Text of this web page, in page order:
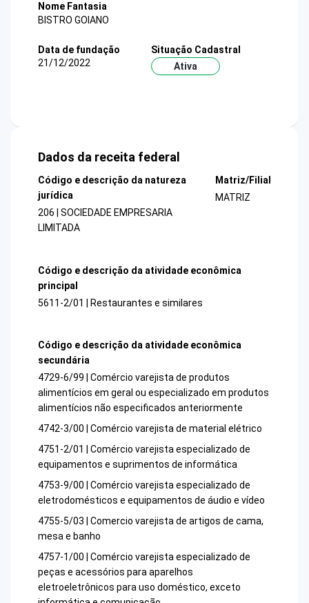
Nome Fantasia
BISTRO GOIANO
Data de fundação
21/12/2022
Situação Cadastral
Ativa
Dados da receita federal
Código e descrição da natureza
jurídica
206 | SOCIEDADE EMPRESARIA
LIMITADA
Matriz/Filial
MATRIZ
Código e descrição da atividade econômica
principal
5611-2/01 | Restaurantes e similares
Código e descrição da atividade econômica
secundária
4729-6/99 | Comércio varejista de produtos
alimentícios em geral ou especializado em produtos
alimentícios não especificados anteriormente
4742-3/00 | Comércio varejista de material elétrico
4751-2/01 | Comércio varejista especializado de
equipamentos e suprimentos de informática
4753-9/00 | Comércio varejista especializado de
eletrodomésticos e equipamentos de áudio e vídeo
4755-5/03 | Comercio varejista de artigos de cama,
mesa e banho
4757-1/00 | Comércio varejista especializado de
peças e acessórios para aparelhos
eletroeletrônicos para uso doméstico, exceto